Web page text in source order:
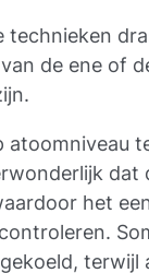
technieken
de ene of
atoomniveau
dat
het
terwijl